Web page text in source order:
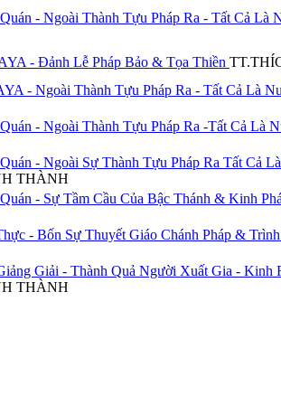
- Ngoài Thành Tựu Pháp Ra - Tất Cả Là
- Đảnh Lễ Pháp Bảo & Tọa Thiền
- Ngoài Thành Tựu Pháp Ra - Tất Cả Là
- Ngoài Thành Tựu Pháp Ra -Tất Cả Là
- Ngoài Sự Thành Tựu Pháp Ra Tất Cả
THÀNH
- Sự Tầm Cầu Của Bậc Thánh & Kinh
- Bốn Sự Thuyết Giáo Chánh Pháp &
Giải - Thành Quả Người Xuất Gia -
THÀNH